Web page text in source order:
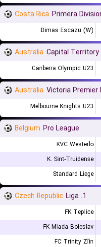
Costa Rica Primera
Dimas Escazu (W)
Australia Capital Territory
Canberra Olympic U23
Australia Victoria Premier
Melbourne Knights U23
Belgium Pro League
KVC Westerlo
K. Sint-Truidense
Standard Liege
Czech Republic 1. Liga
FK Teplice
FK Mlada Boleslav
FC Trinity Zlín